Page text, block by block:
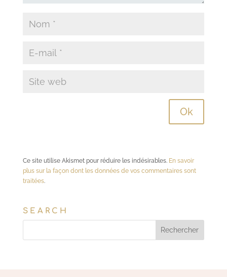
Ce site utilise Akismet pour réduire les indésirables. En savoir
plus sur la façon dont les données de vos commentaires sont
traitées.
SEARCH